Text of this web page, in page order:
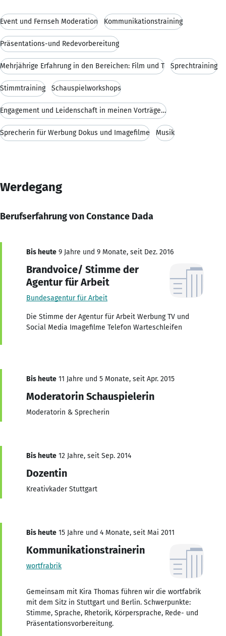
Event und Fernseh Moderation Kommunikationstraining
Präsentations-und Redevorbereitung
Mehrjährige Erfahrung in den Bereichen: Film und T Sprechtraining
Stimmtraining Schauspielworkshops
Engagement und Leidenschaft in meinen Vorträgen un
Sprecherin für Werbung Dokus und Imagefilme Musik
Werdegang
Berufserfahrung von Constance Dada
Bis heute 9 Jahre und 9 Monate, seit Dez. 2016
Brandvoice/ Stimme der
Agentur für Arbeit
Bundesagentur für Arbeit
Die Stimme der Agentur für Arbeit Werbung TV und
Social Media Imagefilme Telefon Warteschleifen
Bis heute 11 Jahre und 5 Monate, seit Apr. 2015
Moderatorin Schauspielerin
Moderatorin & Sprecherin
Bis heute 12 Jahre, seit Sep. 2014
Dozentin
Kreativkader Stuttgart
Bis heute 15 Jahre und 4 Monate, seit Mai 2011
Kommunikationstrainerin
wortfrabrik
Gemeinsam mit Kira Thomas führen wir die wortfabrik
mit dem Sitz in Stuttgart und Berlin. Schwerpunkte:
Stimme, Sprache, Rhetorik, Körpersprache, Rede- und
Präsentationsvorbereitung.